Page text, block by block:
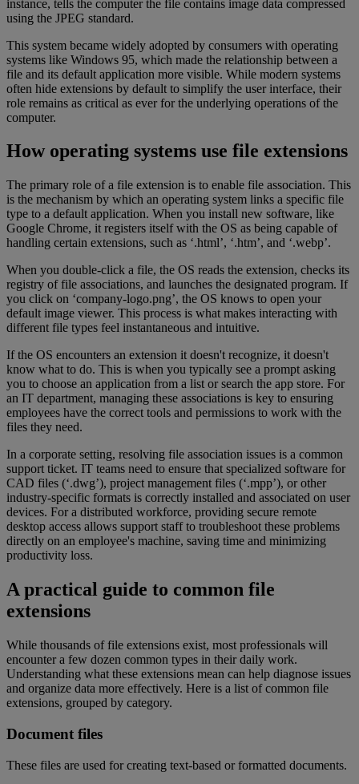
instance, tells the computer the file contains image data compressed
using the JPEG standard.
This system became widely adopted by consumers with operating
systems like Windows 95, which made the relationship between a
file and its default application more visible. While modern systems
often hide extensions by default to simplify the user interface, their
role remains as critical as ever for the underlying operations of the
computer.
How operating systems use file extensions
The primary role of a file extension is to enable file association. This
is the mechanism by which an operating system links a specific file
type to a default application. When you install new software, like
Google Chrome, it registers itself with the OS as being capable of
handling certain extensions, such as ‘.html’, ‘.htm’, and ‘.webp’.
When you double-click a file, the OS reads the extension, checks its
registry of file associations, and launches the designated program. If
you click on ‘company-logo.png’, the OS knows to open your
default image viewer. This process is what makes interacting with
different file types feel instantaneous and intuitive.
If the OS encounters an extension it doesn't recognize, it doesn't
know what to do. This is when you typically see a prompt asking
you to choose an application from a list or search the app store. For
an IT department, managing these associations is key to ensuring
employees have the correct tools and permissions to work with the
files they need.
In a corporate setting, resolving file association issues is a common
support ticket. IT teams need to ensure that specialized software for
CAD files (‘.dwg’), project management files (‘.mpp’), or other
industry-specific formats is correctly installed and associated on user
devices. For a distributed workforce, providing secure remote
desktop access allows support staff to troubleshoot these problems
directly on an employee's machine, saving time and minimizing
productivity loss.
A practical guide to common file
extensions
While thousands of file extensions exist, most professionals will
encounter a few dozen common types in their daily work.
Understanding what these extensions mean can help diagnose issues
and organize data more effectively. Here is a list of common file
extensions, grouped by category.
Document files
These files are used for creating text-based or formatted documents.